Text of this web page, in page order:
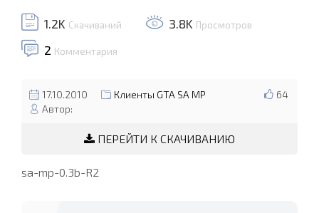
1.2K Скачиваний 3.8K Просмотров
2 Комментария
64
17.10.2010
Клиенты GTA SA MP
Автор:
ПЕРЕЙТИ К СКАЧИВАНИЮ
sa-mp-0.3b-R2